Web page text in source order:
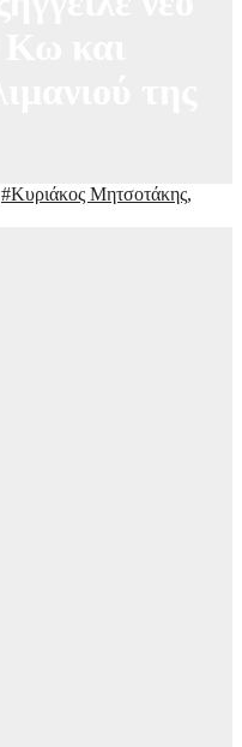
#Κυριάκος Μητσοτάκης,